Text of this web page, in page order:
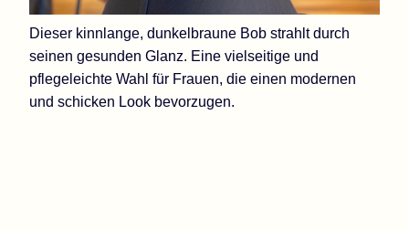
Dieser kinnlange, dunkelbraune Bob strahlt durch
seinen gesunden Glanz. Eine vielseitige und
pflegeleichte Wahl für Frauen, die einen modernen
und schicken Look bevorzugen.